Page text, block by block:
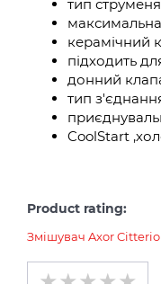
тип
керамічний
підходить
донний
тип
CoolStart
Product rating:
Змішувач Axor